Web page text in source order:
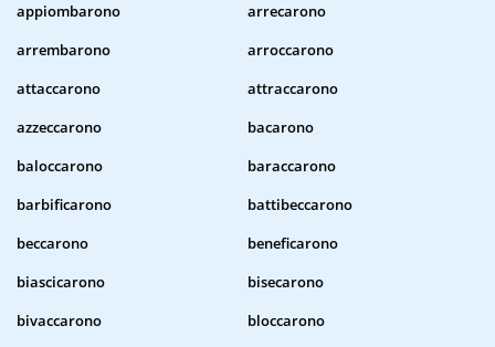
appiombarono
arrecarono
arrembarono
arroccarono
attaccarono
attraccarono
azzeccarono
bacarono
baloccarono
baraccarono
barbificarono
battibeccarono
beccarono
beneficarono
biascicarono
bisecarono
bivaccarono
bloccarono